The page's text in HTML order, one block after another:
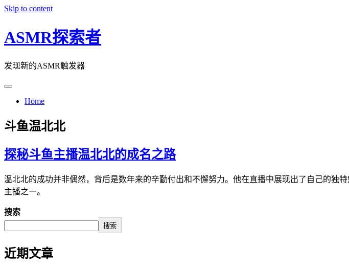
Skip to content
ASMR探索者
发现新的ASMR触发器
Home
斗鱼温北北
探秘斗鱼主播温北北的成名之路
温北北的成功并非偶然，背后是数年来的辛勤付出和不懈努力。他在直播中展现出了自己的独
主播之一。
搜索
搜索
近期文章